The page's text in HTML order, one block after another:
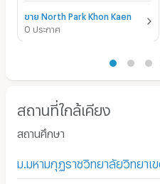
ขาย North Park Khon Kaen
0 ประกาศ
สถานที่ใกล้เคียง
สถานศึกษา
ม.มหามกุฏราชวิทยาลัยวิทยาเ